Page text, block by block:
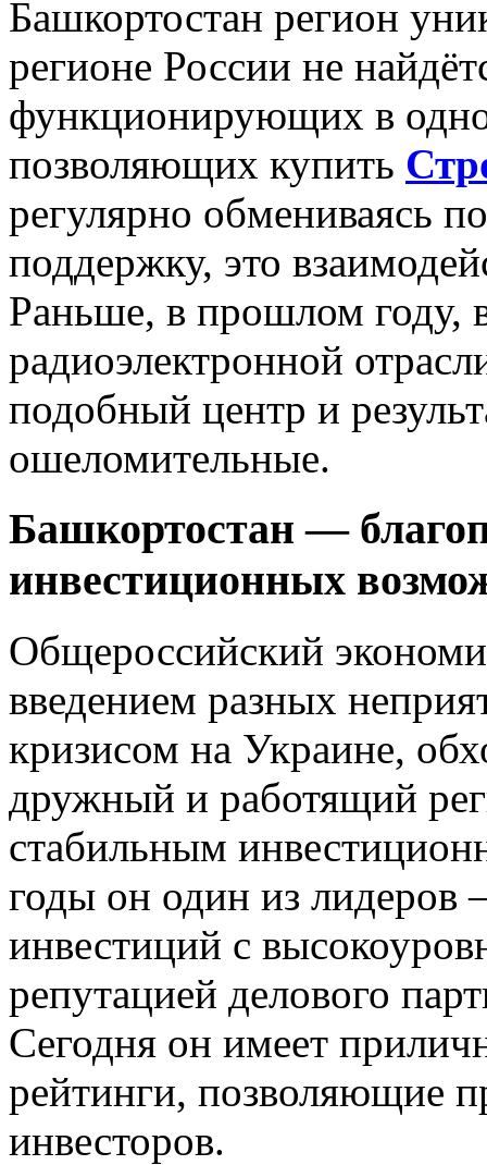
Башкортостан регион
регионе России не
функционирующих в
позволяющих купить
регулярно обмениваясь
поддержку, это
Раньше, в прошлом году,
радиоэлектронной
подобный центр и
ошеломительные.
Башкортостан —
инвестиционных
Общероссийский
введением разных
кризисом на Украине,
дружный и работящий
стабильным
годы он один из
инвестиций с
репутацией делового
Сегодня он имеет
рейтинги, позволяющие
инвесторов.